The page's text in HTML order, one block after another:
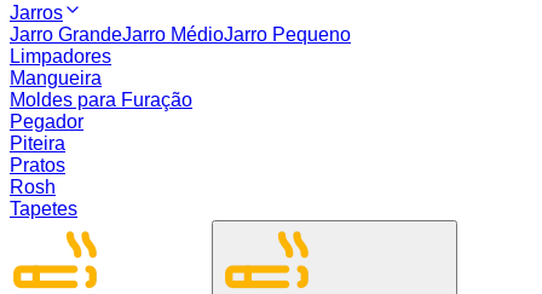
Jarros
Jarro GrandeJarro MédioJarro Pequeno
Limpadores
Mangueira
Moldes para Furação
Pegador
Piteira
Pratos
Rosh
Tapetes